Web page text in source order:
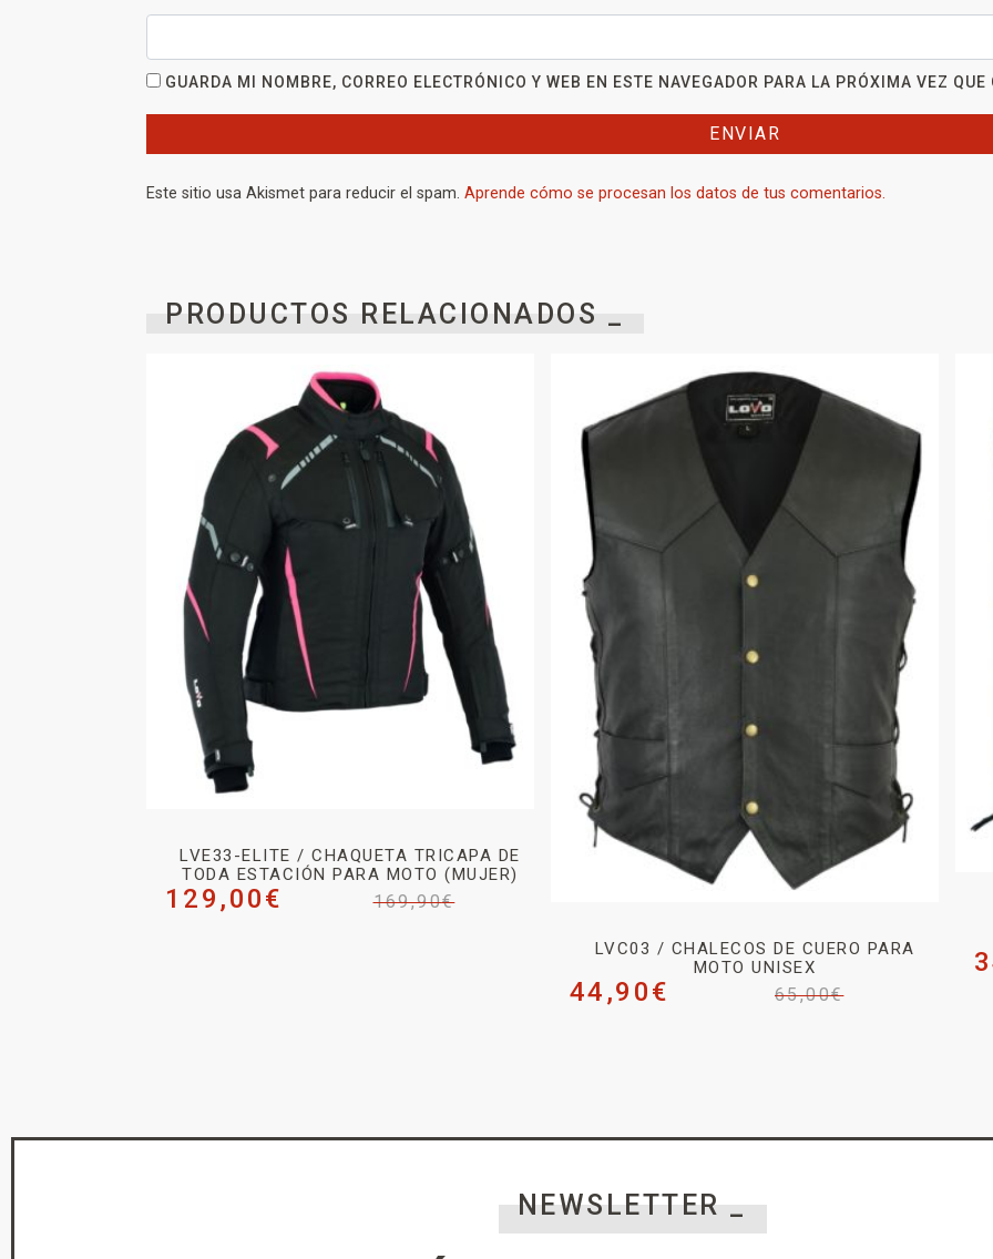
GUARDA MI NOMBRE, CORREO ELECTRÓNICO Y WEB EN ESTE NAVEGADOR PARA LA PRÓXIMA VEZ QUE
Este sitio usa Akismet para reducir el spam. Aprende cómo se procesan los datos de tus comentarios.
PRODUCTOS RELACIONADOS _
LVE33-ELITE / CHAQUETA TRICAPA DE
TODA ESTACIÓN PARA MOTO (MUJER)
169,90€
129,00€
LVC03 / CHALECOS DE CUERO PARA
MOTO UNISEX
65,00€
44,90€
NEWSLETTER _